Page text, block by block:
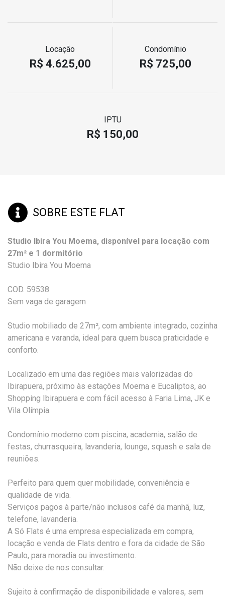
Locação
R$ 4.625,00
Condomínio
R$ 725,00
IPTU
R$ 150,00
SOBRE ESTE FLAT
Studio Ibira You Moema, disponível para locação com
27m² e 1 dormitório
Studio Ibira You Moema
COD. 59538
Sem vaga de garagem
Studio mobiliado de 27m², com ambiente integrado, cozinha
americana e varanda, ideal para quem busca praticidade e
conforto.
Localizado em uma das regiões mais valorizadas do
Ibirapuera, próximo às estações Moema e Eucaliptos, ao
Shopping Ibirapuera e com fácil acesso à Faria Lima, JK e
Vila Olímpia.
Condomínio moderno com piscina, academia, salão de
festas, churrasqueira, lavanderia, lounge, squash e sala de
reuniões.
Perfeito para quem quer mobilidade, conveniência e
qualidade de vida.
Serviços pagos à parte/não inclusos café da manhã, luz,
telefone, lavanderia.
A Só Flats é uma empresa especializada em compra,
locação e venda de Flats dentro e fora da cidade de São
Paulo, para moradia ou investimento.
Não deixe de nos consultar.
Sujeito à confirmação de disponibilidade e valores, sem